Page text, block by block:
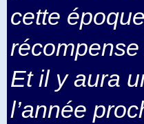
cette
Et il y aura
l’année